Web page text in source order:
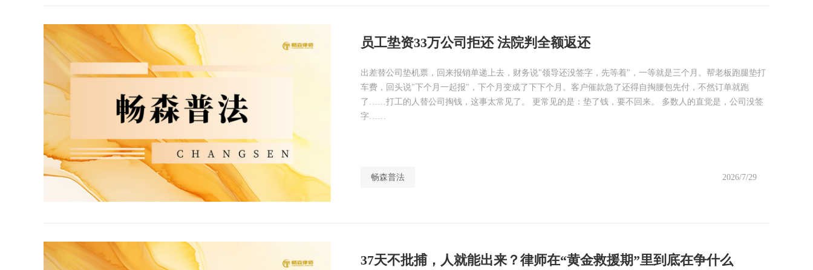
员工垫资33万公司拒还 法院判全额返还
出差替公司垫机票，回来报销单递上去，财务说"领导还没签字，先等着"，一等就是三个月。帮老板跑腿垫打
车费，回头说"下个月一起报"，下个月变成了下下个月。客户催款急了还得自掏腰包先付，不然订单就跑
了……打工的人替公司掏钱，这事太常见了。 更常见的是：垫了钱，要不回来。 多数人的直觉是，公司没签
字……
畅森普法 2026/7/29
37天不批捕，人就能出来？律师在“黄金救援期”里到底在争什么